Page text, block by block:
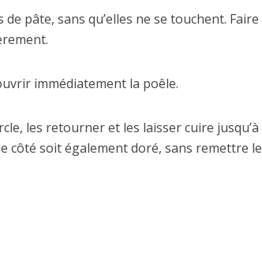
pâte, sans qu’elles ne se touchent. Faire
immédiatement la poêle.
les retourner et les laisser cuire jusqu’à
côté soit également doré, sans remettre le